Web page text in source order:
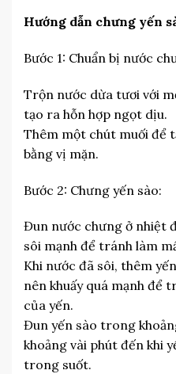
Hướng dẫn chưng yến
Bước 1: Chuẩn bị nước
Trộn nước dừa tươi với
tạo ra hỗn hợp ngọt dịu.
Thêm một chút muối để
bằng vị mặn.
Bước 2: Chưng yến sào:
Đun nước chưng ở nhiệt
sôi mạnh để tránh làm
Khi nước đã sôi, thêm
nên khuấy quá mạnh để
của yến.
Đun yến sào trong
khoảng vài phút đến khi
trong suốt.